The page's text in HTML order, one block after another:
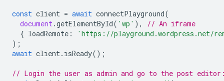
const client = await connectPlayground(
document .getElementById( 'wp' ),
// An iframe
{ loadRemote :
'https://playground.wordpress.net/
);
await client . isReady();
// Login the user as admin and go to the post